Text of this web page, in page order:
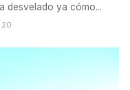
desvelado ya cómo...